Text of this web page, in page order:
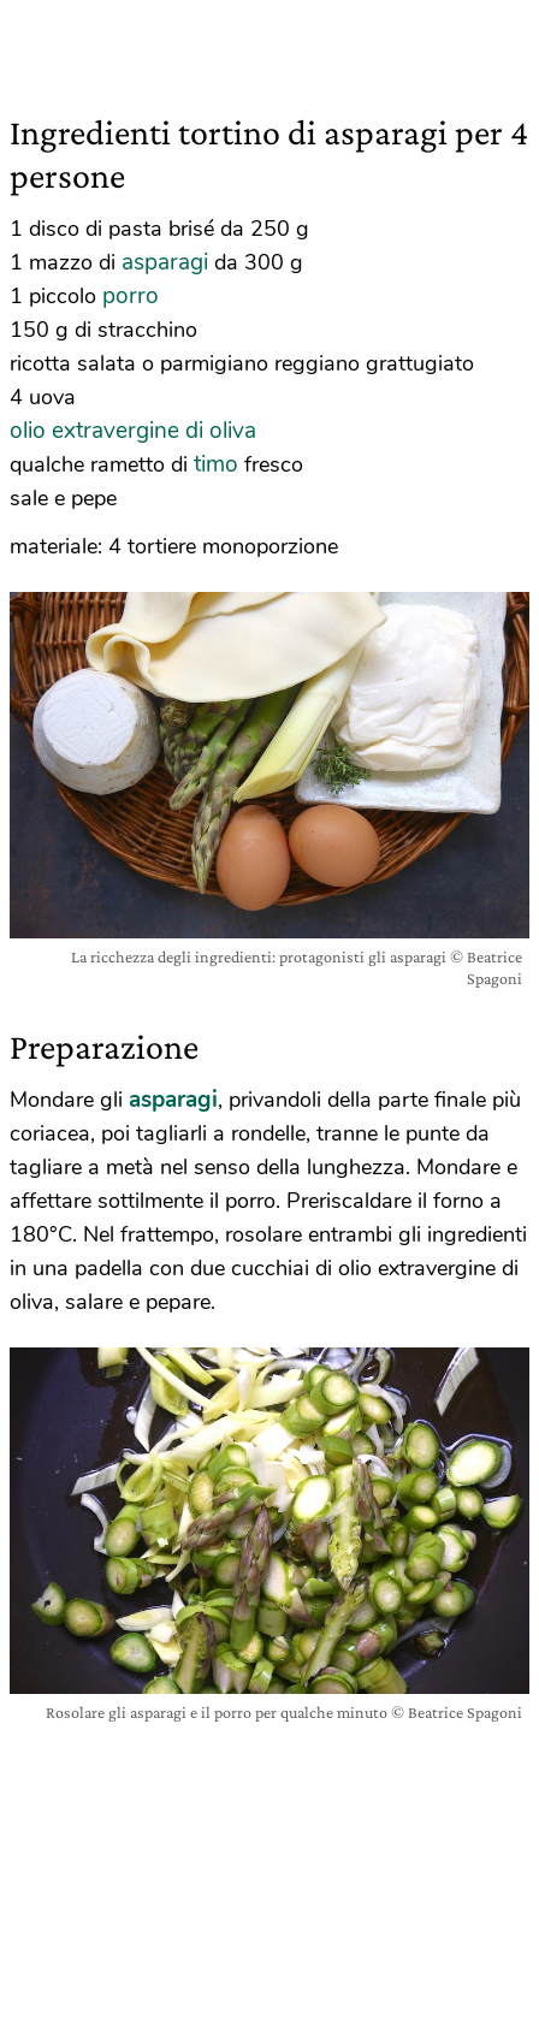
Ingredienti tortino di asparagi per 4
persone
1 disco di pasta brisé da 250 g
1 mazzo di asparagi da 300 g
1 piccolo porro
150 g di stracchino
ricotta salata o parmigiano reggiano grattugiato
4 uova
olio extravergine di oliva
qualche rametto di timo fresco
sale e pepe
materiale: 4 tortiere monoporzione
La ricchezza degli ingredienti: protagonisti gli asparagi © Beatrice
Spagoni
Preparazione
Mondare gli asparagi, privandoli della parte finale più
coriacea, poi tagliarli a rondelle, tranne le punte da
tagliare a metà nel senso della lunghezza. Mondare e
affettare sottilmente il porro. Preriscaldare il forno a
180°C. Nel frattempo, rosolare entrambi gli ingredienti
in una padella con due cucchiai di olio extravergine di
oliva, salare e pepare.
Rosolare gli asparagi e il porro per qualche minuto © Beatrice Spagoni